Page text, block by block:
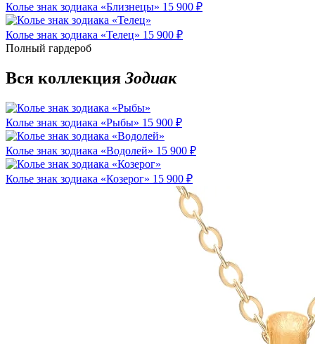
Колье знак зодиака «Близнецы» 15 900 ₽
Колье знак зодиака «Телец» 15 900 ₽
Полный гардероб
Вся коллекцияЗодиак
Колье знак зодиака «Рыбы» 15 900 ₽
Колье знак зодиака «Водолей» 15 900 ₽
Колье знак зодиака «Козерог» 15 900 ₽